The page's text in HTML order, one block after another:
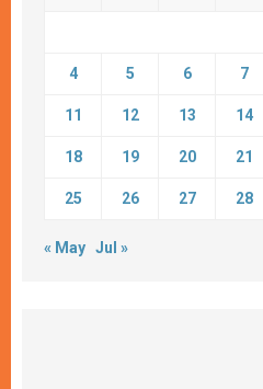
4 5 6 7
11 12 13 14
18 19 20 21
25 26 27 28
« May Jul »